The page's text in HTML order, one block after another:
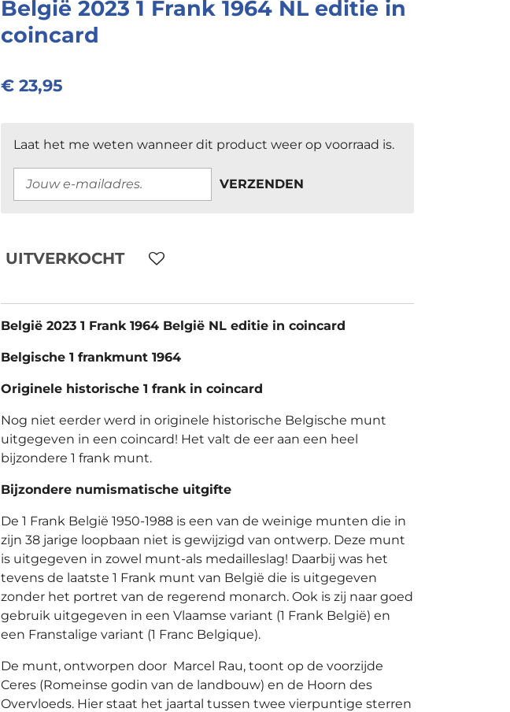
België 2023 1 Frank 1964 NL editie in
coincard
€ 23,95
Laat het me weten wanneer dit product weer op voorraad is.
VERZENDEN
UITVERKOCHT
België 2023 1 Frank 1964 België NL editie in coincard
Belgische 1 frankmunt 1964
Originele historische 1 frank in coincard
Nog niet eerder werd in originele historische Belgische munt
uitgegeven in een coincard! Het valt de eer aan een heel
bijzondere 1 frank munt.
Bijzondere numismatische uitgifte
De 1 Frank België 1950-1988 is een van de weinige munten die in
zijn 38 jarige loopbaan niet is gewijzigd van ontwerp. Deze munt
is uitgegeven in zowel munt-als medailleslag! Daarbij was het
tevens de laatste 1 Frank munt van België die is uitgegeven
zonder het portret van de regerend monarch. Ook is zij naar goed
gebruik uitgegeven in een Vlaamse variant (1 Frank België) en
een Franstalige variant (1 Franc Belgique).
De munt, ontworpen door Marcel Rau, toont op de voorzijde
Ceres (Romeinse godin van de landbouw) en de Hoorn des
Overvloeds. Hier staat het jaartal tussen twee vierpuntige sterren